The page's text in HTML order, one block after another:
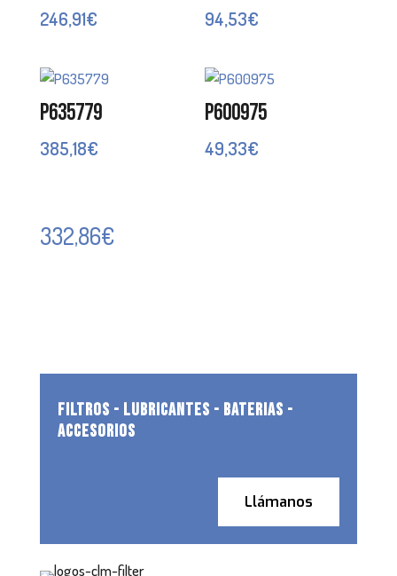
246,91€ 94,53€
P635779
385,18€
P600975
49,33€
332,86€
FILTROS - LUBRICANTES - BATERIAS -
ACCESORIOS
Llámanos